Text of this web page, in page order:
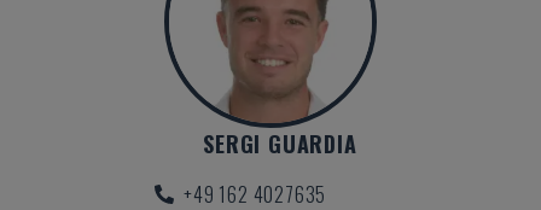
SERGI GUARDIA
+49 162 4027635